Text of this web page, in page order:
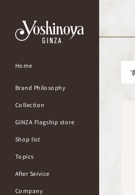
Home
Brand Philosophy
Collection
GINZA Flagship store
Shop list
Topics
After Service
Company